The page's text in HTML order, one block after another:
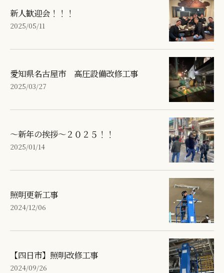
新人歓迎会！！！
2025/05/11
愛知県名古屋市 高圧設備改修工事
2025/03/27
～新年の挨拶～２０２５！！
2025/01/14
照明更新工事
2024/12/06
【四日市】照明改修工事
2024/09/26